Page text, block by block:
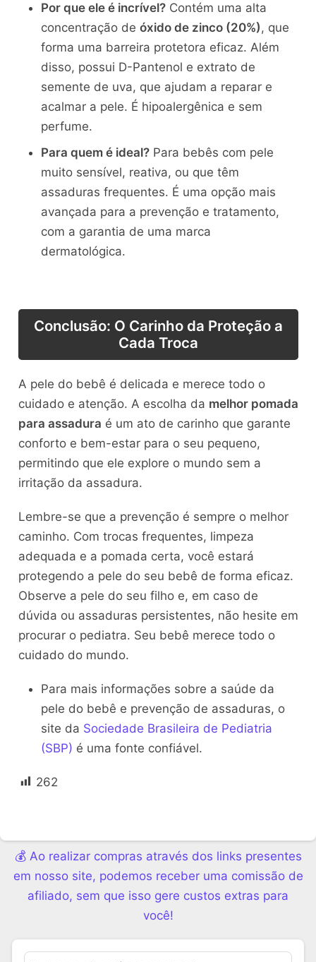
Por que ele é incrível?Contém uma alta
concentração de óxido de zinco (20%), que
forma uma barreira protetora eficaz. Além
disso, possui D-Pantenol e extrato de
semente de uva, que ajudam a reparar e
acalmar a pele. É hipoalergênica e sem
perfume.
Para quem é ideal?Para bebês com pele
muito sensível, reativa, ou que têm
assaduras frequentes. É uma opção mais
avançada para a prevenção e tratamento,
com a garantia de uma marca
dermatológica.
Conclusão: O Carinho da Proteção a
Cada Troca
A pele do bebê é delicada e merece todo o
cuidado e atenção. A escolha da melhor pomada
para assadura é um ato de carinho que garante
conforto e bem-estar para o seu pequeno,
permitindo que ele explore o mundo sem a
irritação da assadura.
Lembre-se que a prevenção é sempre o melhor
caminho. Com trocas frequentes, limpeza
adequada e a pomada certa, você estará
protegendo a pele do seu bebê de forma eficaz.
Observe a pele do seu filho e, em caso de
dúvida ou assaduras persistentes, não hesite em
procurar o pediatra. Seu bebê merece todo o
cuidado do mundo.
Para mais informações sobre a saúde da
pele do bebê e prevenção de assaduras, o
site da Sociedade Brasileira de Pediatria
(SBP) é uma fonte confiável.
262
💰 Ao realizar compras através dos links presentes
em nosso site, podemos receber uma comissão de
afiliado, sem que isso gere custos extras para
você!